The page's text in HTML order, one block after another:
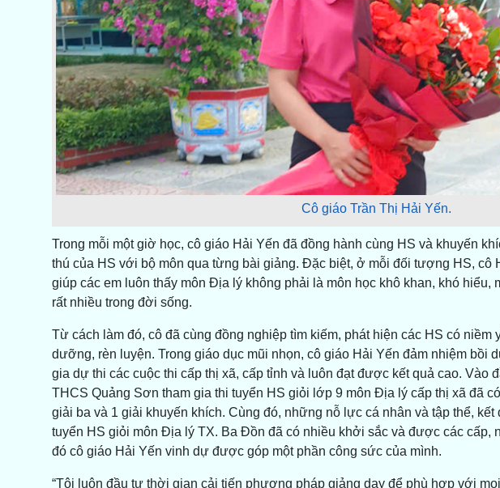
Cô giáo Trần Thị Hải Yến.
Trong mỗi một giờ học, cô giáo Hải Yến đã đồng hành cùng HS và khuyến
thú của HS với bộ môn qua từng bài giảng. Đặc biệt, ở mỗi đối tượng HS, cô
giúp các em luôn thấy môn Địa lý không phải là môn học khô khan, khó hiểu,
rất nhiều trong đời sống.
Từ cách làm đó, cô đã cùng đồng nghiệp tìm kiếm, phát hiện các HS có
dưỡng, rèn luyện. Trong giáo dục mũi nhọn, cô giáo Hải Yến đảm nhiệm bồi
gia dự thi các cuộc thi cấp thị xã, cấp tỉnh và luôn đạt được kết quả cao. Vào
THCS Quảng Sơn tham gia thi tuyển HS giỏi lớp 9 môn Địa lý cấp thị xã đã
giải ba và 1 giải khuyến khích. Cùng đó, những nỗ lực cá nhân và tập thể,
tuyển HS giỏi môn Địa lý TX. Ba Đồn đã có nhiều khởi sắc và được các cấp,
đó cô giáo Hải Yến vinh dự được góp một phần công sức của mình.
“Tôi luôn đầu tư thời gian cải tiến phương pháp giảng dạy để phù hợp với